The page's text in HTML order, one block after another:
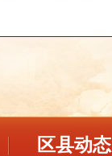
区县动态